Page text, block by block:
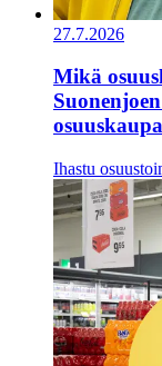
27.7.2026
Mikä
Ihastu